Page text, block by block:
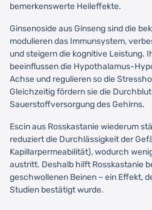
bemerkenswerte Heileffekte.
Ginsenoside aus Ginseng sind die
modulieren das Immunsystem,
und steigern die kognitive Leistung.
beeinflussen die Hypothalamus-
Achse und regulieren so die
Gleichzeitig fördern sie die
Sauerstoffversorgung des Gehirns.
Escin aus Rosskastanie wiederum
reduziert die Durchlässigkeit der
Kapillarpermeabilität), wodurch
austritt. Deshalb hilft Rosskastanie
geschwollenen Beinen – ein Effekt,
Studien bestätigt wurde.